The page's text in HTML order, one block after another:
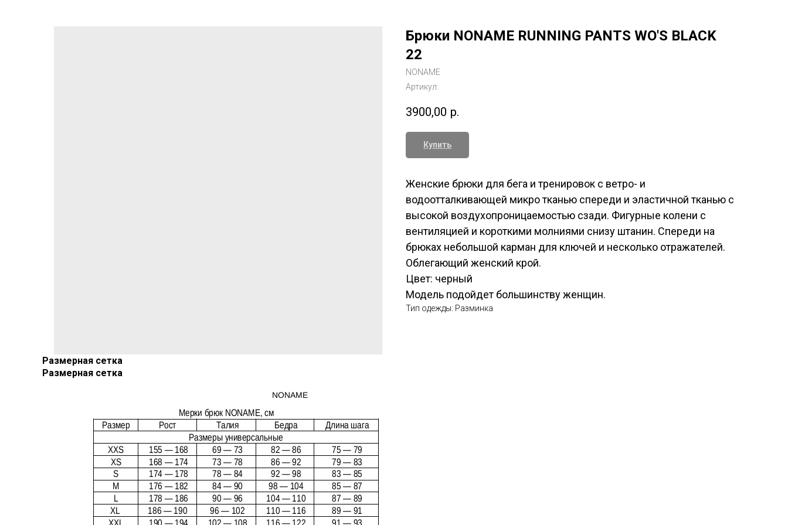
Брюки NONAME RUNNING PANTS WO'S BLACK
22
NONAME
Артикул:
3900,00 р.
Купить
Женские брюки для бега и тренировок с ветро- и
водоотталкивающей микро тканью спереди и эластичной тканью с
высокой воздухопроницаемостью сзади. Фигурные колени с
вентиляцией и короткими молниями снизу штанин. Спереди на
брюках небольшой карман для ключей и несколько отражателей.
Облегающий женский крой.
Цвет: черный
Модель подойдет большинству женщин.
Тип одежды: Разминка
Размерная сетка
Размерная сетка